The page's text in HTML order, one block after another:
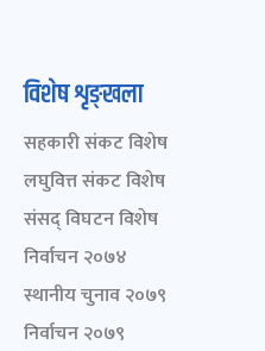
विशेष शृङ्खला
सहकारी संकट विशेष
लघुवित्त संकट विशेष
संसद् विघटन विशेष
निर्वाचन २०७४
स्थानीय चुनाव २०७९
निर्वाचन २०७९